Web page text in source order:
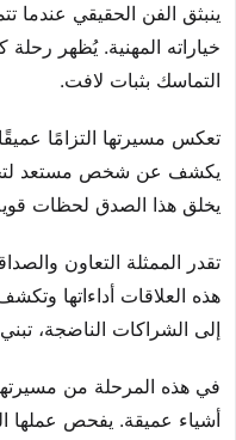
ينبثق الفن الحقيقي عندما
التماسك بثبات لافت.
تعكس مسيرتها التزامًا
يكشف عن شخص مستعد
يخلق هذا الصدق لحظات
تقدر الممثلة التعاون
هذه العلاقات أداءاتها
إلى الشراكات الناضجة،
في هذه المرحلة من
أشياء عميقة. يفحص عملها